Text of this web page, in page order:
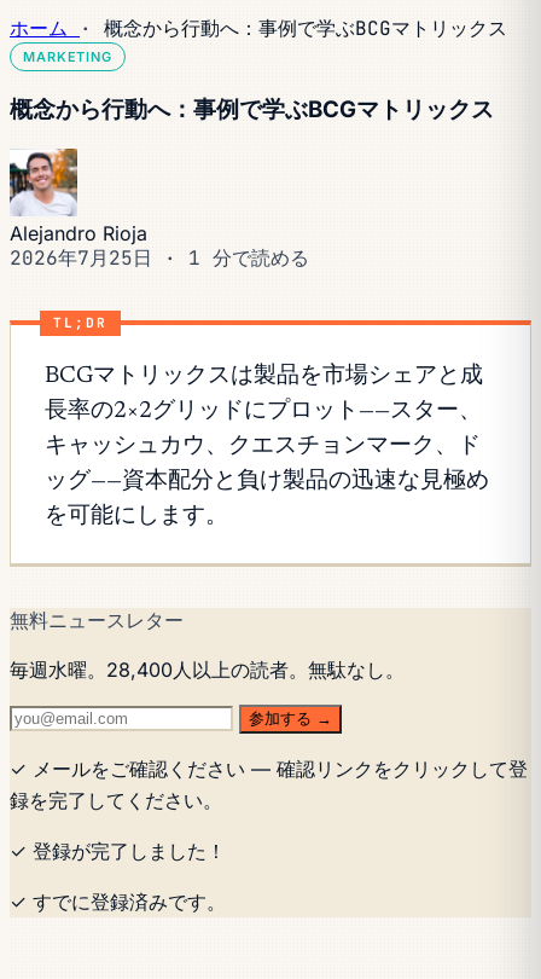
ホーム · 概念から行動へ：事例で学ぶBCGマトリックス
MARKETING
概念から行動へ：事例で学ぶBCGマトリックス
Alejandro Rioja
2026年7月25日 · 1 分で読める
TL;DR
BCGマトリックスは製品を市場シェアと成
長率の2×2グリッドにプロット——スター、
キャッシュカウ、クエスチョンマーク、ド
ッグ——資本配分と負け製品の迅速な見極め
を可能にします。
無料ニュースレター
毎週水曜。28,400人以上の読者。無駄なし。
参加する →
✓ メールをご確認ください — 確認リンクをクリックして登
録を完了してください。
✓ 登録が完了しました！
✓ すでに登録済みです。